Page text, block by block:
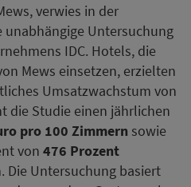
verwies in der
Untersuchung
IDC. Hotels, die
Mews einsetzen, erzielten
Umsatzwachstum von
die Studie einen jährlichen
pro 100 Zimmern sowie
von 476 Prozent
Die Untersuchung basiert